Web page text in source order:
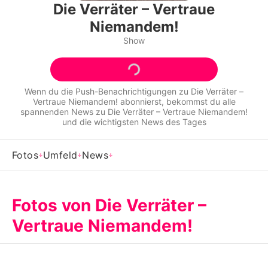
Alle Themen auf Promiflash
Jobs
App runterladen
Team
Redaktionelle Richtlinien
Impressum
Datenschutzerklärung
Utiq verwalten
Die Verräter – Vertraue
Niemandem!
Show
Wenn du die Push-Benachrichtigungen zu Die Verräter –
Vertraue Niemandem! abonnierst, bekommst du alle
spannenden News zu Die Verräter – Vertraue Niemandem!
und die wichtigsten News des Tages
Fotos Umfeld News
Fotos von Die Verräter –
Vertraue Niemandem!